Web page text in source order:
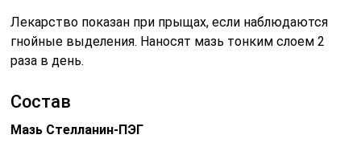
Лекарство показан при прыщах, если наблюдаются
гнойные выделения. Наносят мазь тонким слоем 2
раза в день.
Состав
Мазь Стелланин-ПЭГ